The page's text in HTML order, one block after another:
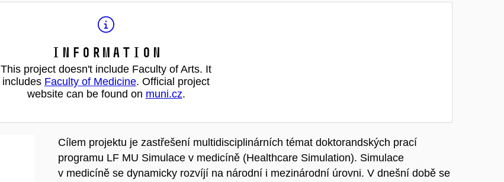
Information
This project doesn't include Faculty of Arts. It
includes Faculty of Medicine. Official project
website can be found on muni.cz.
Cílem projektu je zastřešení multidisciplinárních témat doktorandských prací
programu LF MU Simulace v medicíně (Healthcare Simulation). Simulace
v medicíně se dynamicky rozvíjí na národní i mezinárodní úrovni. V dnešní době se